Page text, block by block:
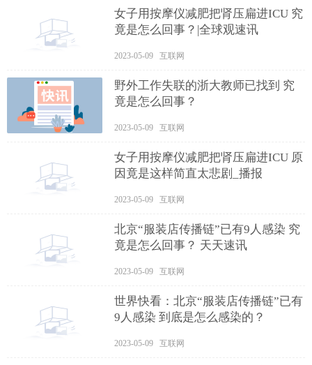
女子用按摩仪减肥把肾压扁进ICU 究
竟是怎么回事？|全球观速讯
2023-05-09 互联网
野外工作失联的浙大教师已找到 究
竟是怎么回事？
2023-05-09 互联网
女子用按摩仪减肥把肾压扁进ICU 原
因竟是这样简直太悲剧_播报
2023-05-09 互联网
北京“服装店传播链”已有9人感染 究
竟是怎么回事？ 天天速讯
2023-05-09 互联网
世界快看：北京“服装店传播链”已有
9人感染 到底是怎么感染的？
2023-05-09 互联网